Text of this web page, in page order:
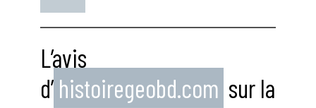
L’avis
d’ histoiregeobd.com sur la